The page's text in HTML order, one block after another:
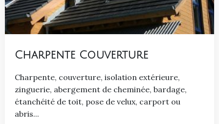
Charpente Couverture
Charpente, couverture, isolation extérieure,
zinguerie, abergement de cheminée, bardage,
étanchéité de toit, pose de velux, carport ou
abris...